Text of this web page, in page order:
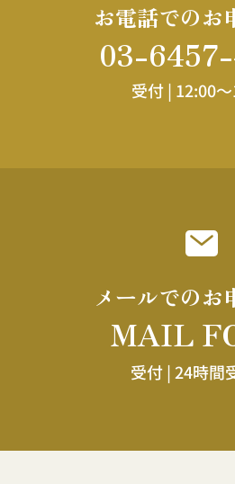
お電話でのお
03-
受付 | 12:00
メールでのお
MAIL
受付 |24時間